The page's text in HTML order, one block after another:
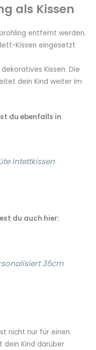
als Kissen
entfernt werden.
Kissen eingesetzt
Kissen. Die
dein Kind weiter im
du ebenfalls in
Intettkissen
du auch hier:
35cm
nicht nur für einen
dein Kind darüber